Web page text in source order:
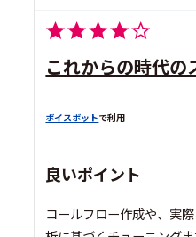
これからの時代の
ボイスボットで利用
良いポイント
コールフロー作成や、実